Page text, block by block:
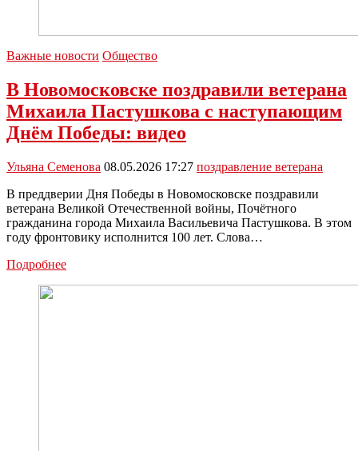
Важные новости Общество
В Новомосковске поздравили ветерана
Михаила Пастушкова с наступающим
Днём Победы: видео
Ульяна Семенова 08.05.2026 17:27 поздравление ветерана
В преддверии Дня Победы в Новомосковске поздравили
ветерана Великой Отечественной войны, Почётного
гражданина города Михаила Васильевича Пастушкова. В этом
году фронтовику исполнится 100 лет. Слова…
ПодробнееВ